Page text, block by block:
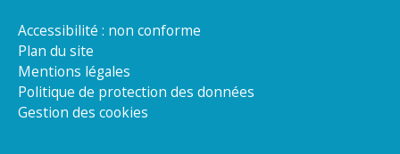
Accessibilité : non conforme
Plan du site
Mentions légales
Politique de protection des données
Gestion des cookies